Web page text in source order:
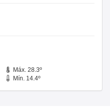
Máx. 28.3º
Mín. 14.4º